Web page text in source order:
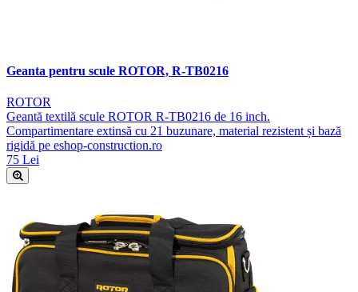
Geanta pentru scule ROTOR, R-TB0216
ROTOR
Geantă textilă scule ROTOR R-TB0216 de 16 inch.
Compartimentare extinsă cu 21 buzunare, material rezistent și bază
rigidă pe eshop-construction.ro
75 Lei